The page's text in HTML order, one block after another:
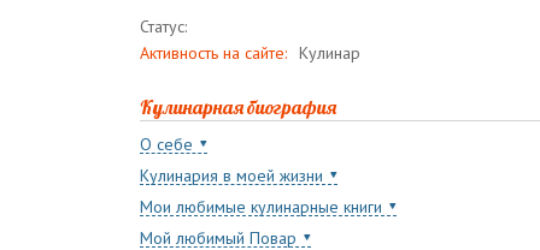
Статус:
Активность на сайте: Кулинар
Кулинарная биография
О себе
Кулинария в моей жизни
Мои любимые кулинарные книги
Мой любимый Повар